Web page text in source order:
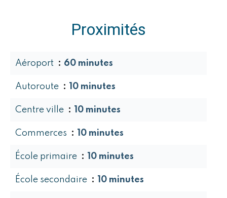
Proximités
Aéroport 60 minutes
Autoroute 10 minutes
Centre ville 10 minutes
Commerces 10 minutes
École primaire 10 minutes
École secondaire 10 minutes